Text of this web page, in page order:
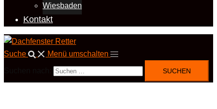
Wiesbaden
Kontakt
Suche Menü umschalten